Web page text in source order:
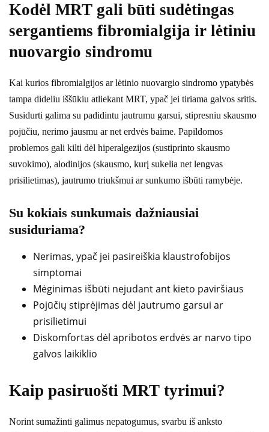
Kodėl MRT gali būti sudėtingas
sergantiems fibromialgija ir lėtiniu
nuovargio sindromu
Kai kurios fibromialgijos ar lėtinio nuovargio sindromo ypatybės
tampa dideliu iššūkiu atliekant MRT, ypač jei tiriama galvos sritis.
Susidurti galima su padidintu jautrumu garsui, stipresniu skausmo
pojūčiu, nerimo jausmu ar net erdvės baime. Papildomos
problemos gali kilti dėl hiperalgezijos (sustiprinto skausmo
suvokimo), alodinijos (skausmo, kurį sukelia net lengvas
prisilietimas), jautrumo triukšmui ar sunkumo išbūti ramybėje.
Su kokiais sunkumais dažniausiai
susiduriama?
Nerimas, ypač jei pasireiškia klaustrofobijos
simptomai
Mėginimas išbūti nejudant ant kieto paviršiaus
Pojūčių stiprėjimas dėl jautrumo garsui ar
prisilietimui
Diskomfortas dėl apribotos erdvės ar narvo tipo
galvos laikiklio
Kaip pasiruošti MRT tyrimui?
Norint sumažinti galimus nepatogumus, svarbu iš anksto